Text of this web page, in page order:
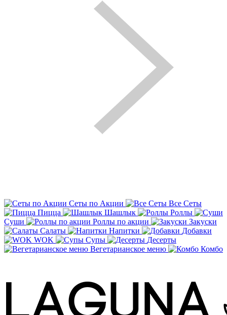
Сеты по Акции
Все Сеты
Пицца
Шашлык
Роллы
Суши
Роллы по акции
Закуски
Салаты
Напитки
Добавки
WOK
Супы
Десерты
Вегетарианское меню
Комбо